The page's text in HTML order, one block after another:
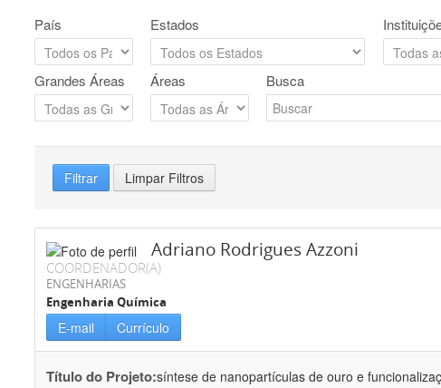
País Estados
Grandes Áreas Áreas Busca
Filtrar Limpar Filtros
Adriano Rodrigues Azzoni
COORDENADOR(A)
ENGENHARIAS
Engenharia Química
E-mail Currículo
Título do Projeto:síntese de nanopartículas de ouro e